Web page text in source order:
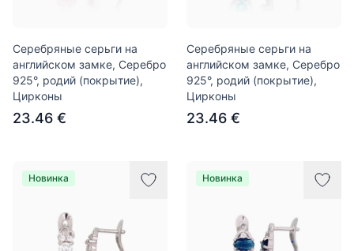
Серебряные серьги на
английском замке, Серебро
925°, родий (покрытие),
Цирконы
23.46 €
Серебряные серьги на
английском замке, Серебро
925°, родий (покрытие),
Цирконы
23.46 €
Новинка Новинка